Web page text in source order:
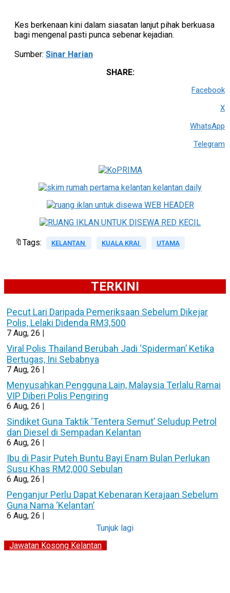
Kes berkenaan kini dalam siasatan lanjut pihak berkuasa
bagi mengenal pasti punca sebenar kejadian.
Sumber: Sinar Harian
SHARE:
Facebook
X
WhatsApp
Telegram
🔖Tags: KELANTAN KUALA KRAI UTAMA
TERKINI
Pecut Lari Daripada Pemeriksaan Sebelum Dikejar
Polis, Lelaki Didenda RM3,500
7 Aug, 26 |
Viral Polis Thailand Berubah Jadi ‘Spiderman’ Ketika
Bertugas, Ini Sebabnya
7 Aug, 26 |
Menyusahkan Pengguna Lain, Malaysia Terlalu Ramai
VIP Diberi Polis Pengiring
6 Aug, 26 |
Sindiket Guna Taktik ‘Tentera Semut’ Seludup Petrol
dan Diesel di Sempadan Kelantan
6 Aug, 26 |
Ibu di Pasir Puteh Buntu Bayi Enam Bulan Perlukan
Susu Khas RM2,000 Sebulan
6 Aug, 26 |
Penganjur Perlu Dapat Kebenaran Kerajaan Sebelum
Guna Nama ‘Kelantan’
6 Aug, 26 |
Tunjuk lagi
Jawatan Kosong Kelantan